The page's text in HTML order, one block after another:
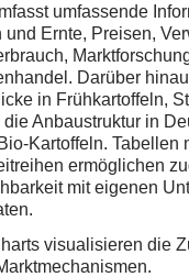
umfassende
und Ernte, Preisen,
Darüber
in Frühkartoffeln,
Anbaustruktur in
Kartoffeln. Tabellen
ermöglichen
mit eigenen
visualisieren die